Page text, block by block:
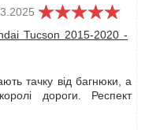
Tucson 2015-2020 -
тачку від багнюки, а
дороги. Респект